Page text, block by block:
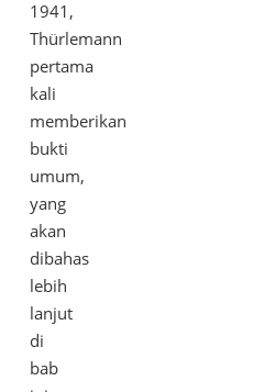
1941,
Thürlemann
pertama
kali
memberikan
bukti
umum,
yang
akan
dibahas
lebih
lanjut
di
bab